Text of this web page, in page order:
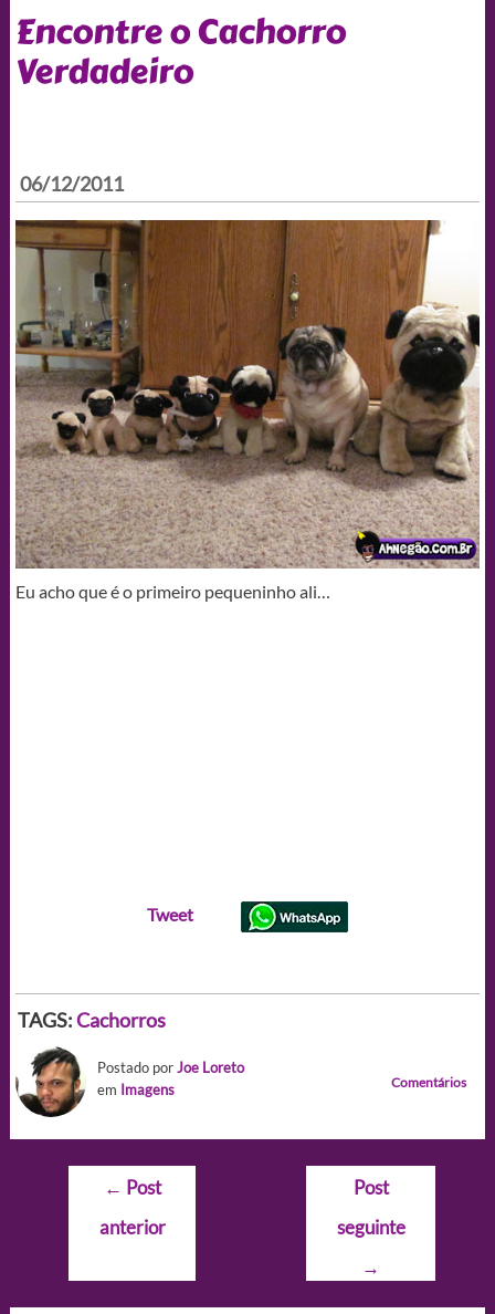
Encontre o Cachorro
Verdadeiro
06/12/2011
Eu acho que é o primeiro pequeninho ali…
Tweet
TAGS:Cachorros
Postado porJoe Loreto
em Imagens Comentários
Navegação
Post
← Post
anterior
Post
seguinte
→